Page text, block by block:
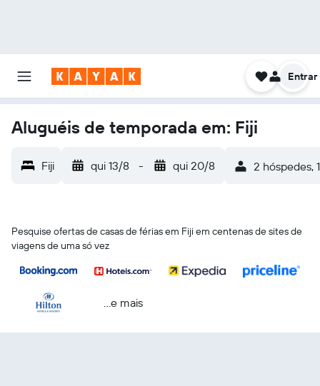
Entrar
Aluguéis de temporada em: Fiji
Fiji qui 13/8 - qui 20/8 2 hóspedes,
Pesquise ofertas de casas de férias em Fiji em centenas de sites de
viagens de uma só vez
...e mais